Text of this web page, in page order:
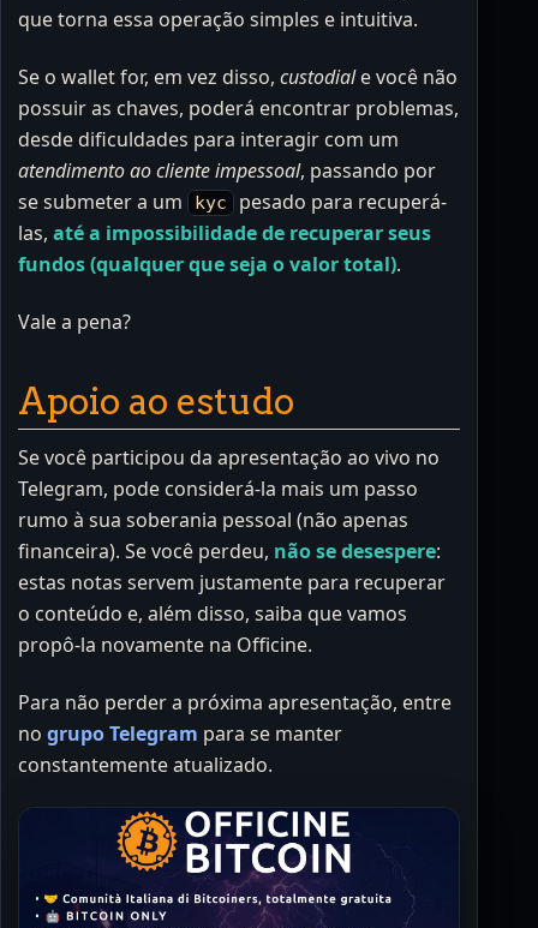
que torna essa operação simples e intuitiva.
Se o wallet for, em vez disso, custodiale você não
possuir as chaves, poderá encontrar problemas,
desde dificuldades para interagir com um
atendimento ao cliente impessoal, passando por
se submeter a um
kyc
pesado para recuperá-
las, até a impossibilidade de recuperar seus
fundos (qualquer que seja o valor total).
Vale a pena?
Apoio ao estudo
Se você participou da apresentação ao vivo no
Telegram, pode considerá-la mais um passo
rumo à sua soberania pessoal (não apenas
financeira). Se você perdeu, não se desespere:
estas notas servem justamente para recuperar
o conteúdo e, além disso, saiba que vamos
propô-la novamente na Officine.
Para não perder a próxima apresentação, entre
no grupo Telegram para se manter
constantemente atualizado.